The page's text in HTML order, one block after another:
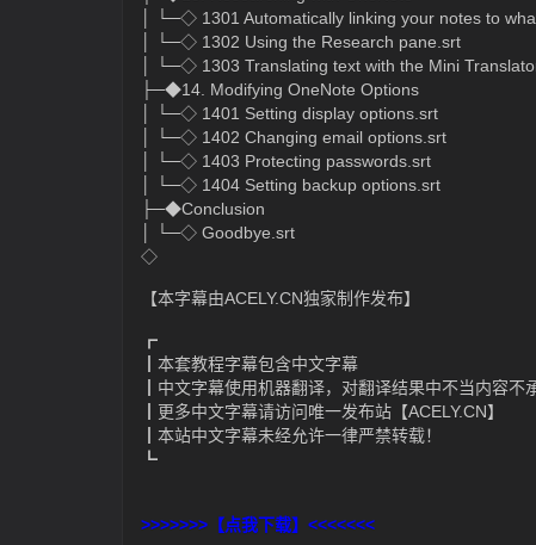
│ └─◇ 1301 Automatically linking your notes to
│ └─◇ 1302 Using the Research pane.srt
│ └─◇ 1303 Translating text with the Mini
├─◆14. Modifying OneNote Options
│ └─◇ 1401 Setting display options.srt
│ └─◇ 1402 Changing email options.srt
│ └─◇ 1403 Protecting passwords.srt
│ └─◇ 1404 Setting backup options.srt
├─◆Conclusion
│ └─◇ Goodbye.srt
◇
【本字幕由ACELY.CN独家制作发布】
┏
┃本套教程字幕包含中文字幕
┃中文字幕使用机器翻译，对翻译结果中不当内容不
┃更多中文字幕请访问唯一发布站【ACELY.CN】
┃本站中文字幕未经允许一律严禁转载！
┗
>>>>>>>【点我下载】<<<<<<<